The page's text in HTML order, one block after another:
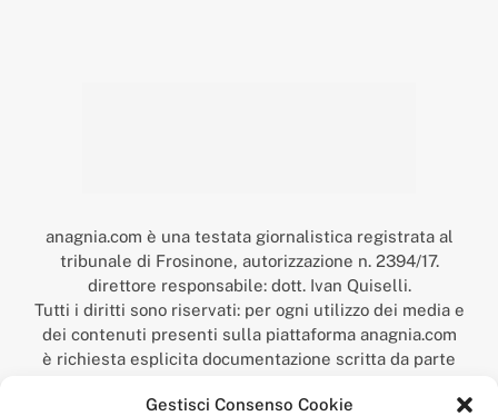
Gestisci Consenso Cookie
anagnia.com è una testata giornalistica registrata al
tribunale di Frosinone, autorizzazione n. 2394/17.
direttore responsabile: dott. Ivan Quiselli.
Tutti i diritti sono riservati: per ogni utilizzo dei media e
dei contenuti presenti sulla piattaforma anagnia.com
è richiesta esplicita documentazione scritta da parte
“Anagnia” è un marchio registrato presso l’Ufficio Italiano